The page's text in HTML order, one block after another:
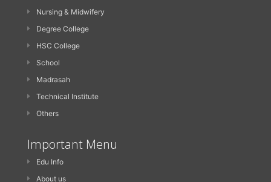
Nursing & Midwifery
Degree College
HSC College
School
Madrasah
Technical Institute
Others
Important Menu
Edu Info
About us